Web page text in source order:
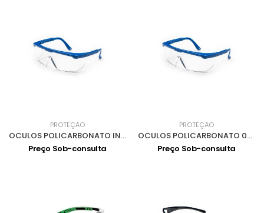
PROTEÇÃO
OCULOS POLICARBONATO INCOLOR ANTIEMBACIANTE 0301001
Preço Sob-consulta
PROTEÇÃO
OCULOS POLICARBONATO 0301025
Preço Sob-consulta